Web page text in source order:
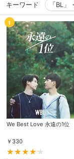
キーワード 「BL
1
We Best Love 永遠の1位
￥ 330